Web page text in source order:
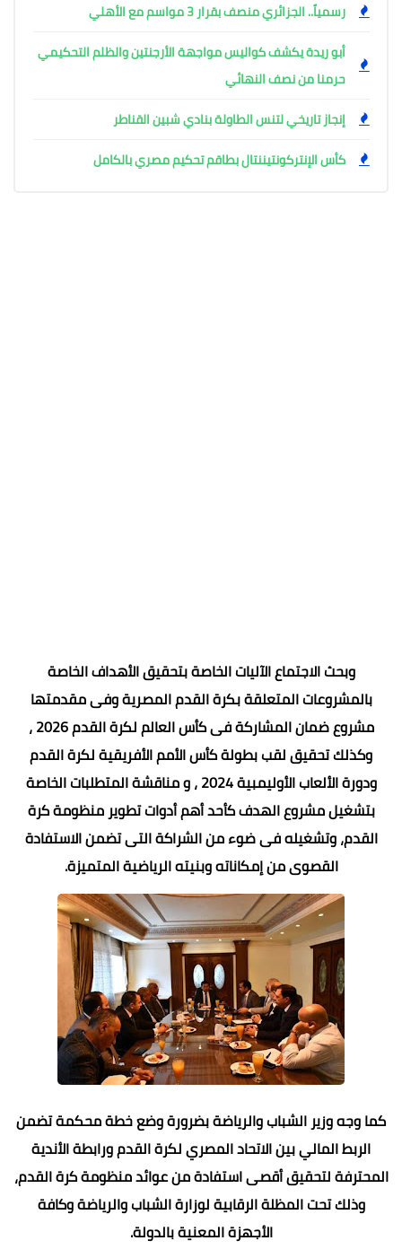
رسمياً.. الجزائري منصف بقرار 3 مواسم مع الأهلي
أبو ريدة يكشف كواليس مواجهة الأرجنتين والظلم التحكيمي
حرمنا من نصف النهائي
إنجاز تاريخي لتنس الطاولة بنادي شبين القناطر
كأس الإنتركونتيننتال بطاقم تحكيم مصري بالكامل
وبحث الاجتماع الآليات الخاصة بتحقيق الأهداف الخاصة
بالمشروعات المتعلقة بكرة القدم المصرية وفى مقدمتها
مشروع ضمان المشاركة فى كأس العالم لكرة القدم 2026 ،
وكذلك تحقيق لقب بطولة كأس الأمم الأفريقية لكرة القدم
ودورة الألعاب الأوليمبية 2024 ، و مناقشة المتطلبات الخاصة
بتشغيل مشروع الهدف كأحد أهم أدوات تطوير منظومة كرة
القدم، وتشغيله فى ضوء من الشراكة التى تضمن الاستفادة
القصوى من إمكاناته وبنيته الرياضية المتميزة.
كما وجه وزير الشباب والرياضة بضرورة وضع خطة محكمة تضمن
الربط المالي بين الاتحاد المصري لكرة القدم ورابطة الأندية
المحترفة لتحقيق أقصى استفادة من عوائد منظومة كرة القدم،
وذلك تحت المظلة الرقابية لوزارة الشباب والرياضة وكافة
الأجهزة المعنية بالدولة.